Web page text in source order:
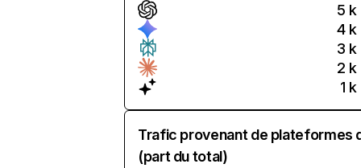
5 k
4 k
3 k
2 k
1 k
Trafic provenant de plateformes
(part du total)